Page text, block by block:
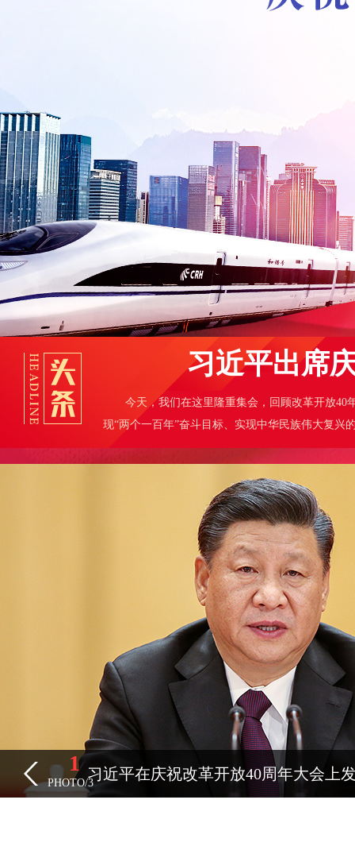
习近平出席
今天，我们在这里隆重集会，回顾改革开放
现“两个一百年”奋斗目标、实现中华民族伟大复兴
习近平在庆祝改革开放40周年大会上
PHOTO/3
1